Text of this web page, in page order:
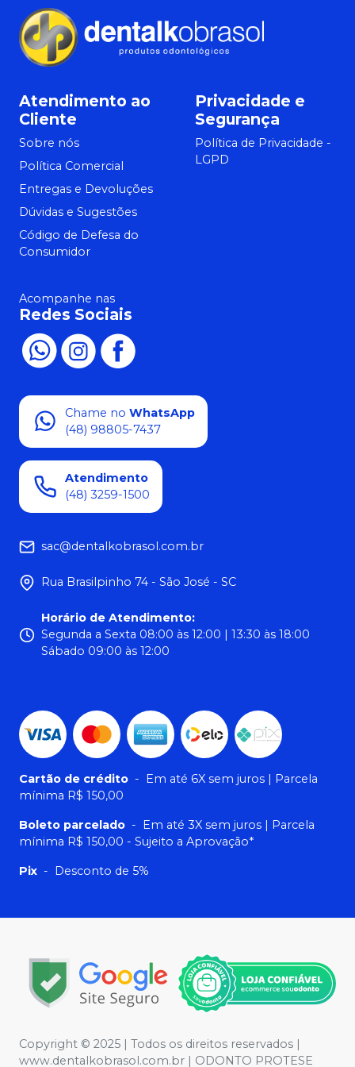
Atendimento ao
Cliente
Sobre nós
Política Comercial
Entregas e Devoluções
Dúvidas e Sugestões
Código de Defesa do
Consumidor
Privacidade e
Segurança
Política de Privacidade -
LGPD
Acompanhe nas
Redes Sociais
Chame no WhatsApp
(48) 98805-7437
Atendimento
(48) 3259-1500
sac@dentalkobrasol.com.br
Rua Brasilpinho 74 - São José - SC
Horário de Atendimento:
Segunda a Sexta 08:00 às 12:00 | 13:30 às 18:00
Sábado 09:00 às 12:00
Cartão de crédito - Em até 6X sem juros | Parcela
mínima R$ 150,00
Boleto parcelado - Em até 3X sem juros | Parcela
mínima R$ 150,00 - Sujeito a Aprovação*
Pix - Desconto de 5%
Copyright © 2025 | Todos os direitos reservados |
www.dentalkobrasol.com.br | ODONTO PROTESE